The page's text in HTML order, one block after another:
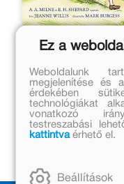
Micimackó meg én
Jeanne Willis
Eredeti ár:
3 699 Ft
Online ár:
Ez a
Weboldalunk
megjelenítése és
érdekében
technológiákat
vonatkozó
testreszabási
kattintvaérhető el.
Beállítások